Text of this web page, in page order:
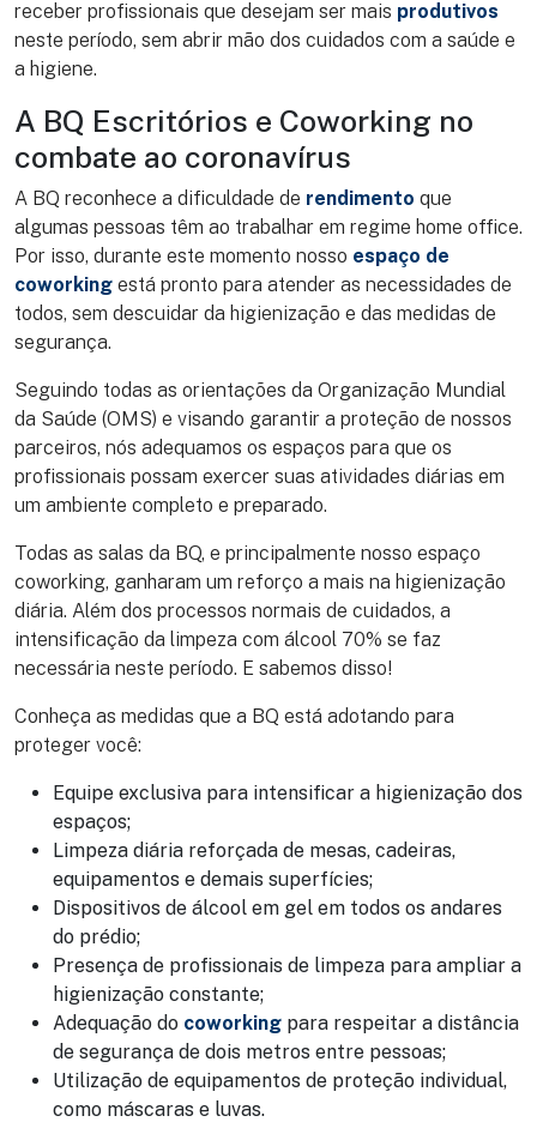
receber profissionais que desejam ser mais produtivos
neste período, sem abrir mão dos cuidados com a saúde e
a higiene.
A BQ Escritórios e Coworking no
combate ao coronavírus
A BQ reconhece a dificuldade de rendimento que
algumas pessoas têm ao trabalhar em regime home office.
Por isso, durante este momento nosso espaço de
coworking está pronto para atender as necessidades de
todos, sem descuidar da higienização e das medidas de
segurança.
Seguindo todas as orientações da Organização Mundial
da Saúde (OMS) e visando garantir a proteção de nossos
parceiros, nós adequamos os espaços para que os
profissionais possam exercer suas atividades diárias em
um ambiente completo e preparado.
Todas as salas da BQ, e principalmente nosso espaço
coworking, ganharam um reforço a mais na higienização
diária. Além dos processos normais de cuidados, a
intensificação da limpeza com álcool 70% se faz
necessária neste período. E sabemos disso!
Conheça as medidas que a BQ está adotando para
proteger você:
Equipe exclusiva para intensificar a higienização dos
espaços;
Limpeza diária reforçada de mesas, cadeiras,
equipamentos e demais superfícies;
Dispositivos de álcool em gel em todos os andares
do prédio;
Presença de profissionais de limpeza para ampliar a
higienização constante;
Adequação do coworking para respeitar a distância
de segurança de dois metros entre pessoas;
Utilização de equipamentos de proteção individual,
como máscaras e luvas.